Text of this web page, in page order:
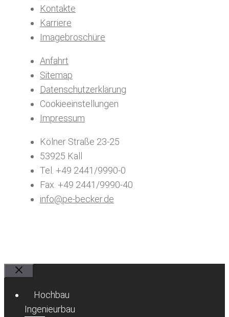
Kontakte
Karriere
Imagebroschüre
Anfahrt
Sitemap
Datenschutzerklärung
Cookieeinstellungen
Impressum
Kölner Straße 23-25
53925 Kall
Tel. +49 2441/9990-0
Fax. +49 2441/9990-40
info@pe-becker.de
Hochbau
Ingenieurbau